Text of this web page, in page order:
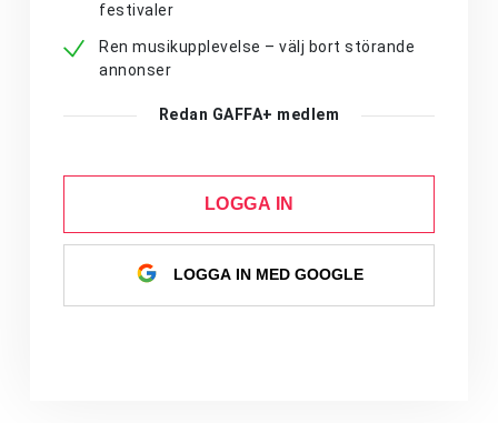
festivaler
Ren musikupplevelse – välj bort störande
annonser
Redan GAFFA+ medlem
LOGGA IN
LOGGA IN MED GOOGLE